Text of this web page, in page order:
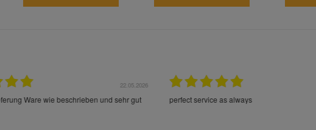
und sehr gut
perfect service as always